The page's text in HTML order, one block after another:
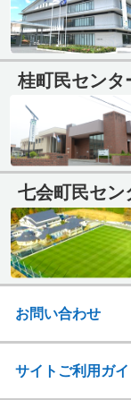
桂町民センタ
七会町民セン
お問い合わせ
サイトご利用ガイ